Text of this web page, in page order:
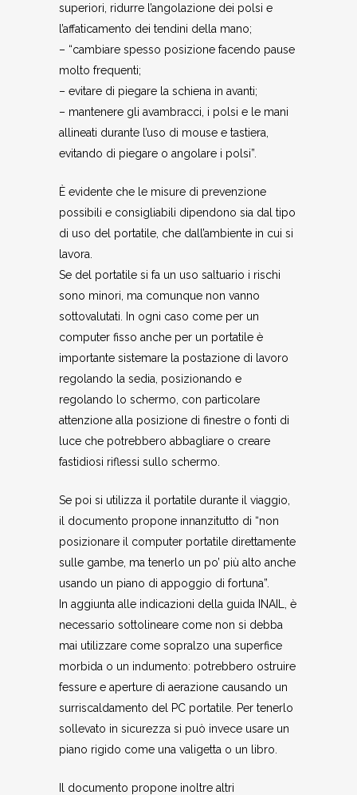
superiori, ridurre l’angolazione dei polsi e
l’affaticamento dei tendini della mano;
– “cambiare spesso posizione facendo pause
molto frequenti;
– evitare di piegare la schiena in avanti;
– mantenere gli avambracci, i polsi e le mani
allineati durante l’uso di mouse e tastiera,
evitando di piegare o angolare i polsi”.
È evidente che le misure di prevenzione
possibili e consigliabili dipendono sia dal tipo
di uso del portatile, che dall’ambiente in cui si
lavora.
Se del portatile si fa un uso saltuario i rischi
sono minori, ma comunque non vanno
sottovalutati. In ogni caso come per un
computer fisso anche per un portatile è
importante sistemare la postazione di lavoro
regolando la sedia, posizionando e
regolando lo schermo, con particolare
attenzione alla posizione di finestre o fonti di
luce che potrebbero abbagliare o creare
fastidiosi riflessi sullo schermo.
Se poi si utilizza il portatile durante il viaggio,
il documento propone innanzitutto di “non
posizionare il computer portatile direttamente
sulle gambe, ma tenerlo un po’ più alto anche
usando un piano di appoggio di fortuna”.
In aggiunta alle indicazioni della guida INAIL, è
necessario sottolineare come non si debba
mai utilizzare come sopralzo una superfice
morbida o un indumento: potrebbero ostruire
fessure e aperture di aerazione causando un
surriscaldamento del PC portatile. Per tenerlo
sollevato in sicurezza si può invece usare un
piano rigido come una valigetta o un libro.
Il documento propone inoltre altri